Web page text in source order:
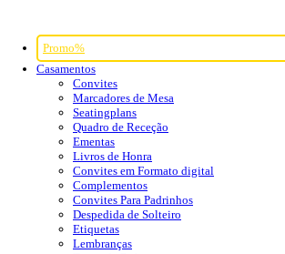
Promo%
Casamentos
Convites
Marcadores de Mesa
Seatingplans
Quadro de Receção
Ementas
Livros de Honra
Convites em Formato digital
Complementos
Convites Para Padrinhos
Despedida de Solteiro
Etiquetas
Lembranças